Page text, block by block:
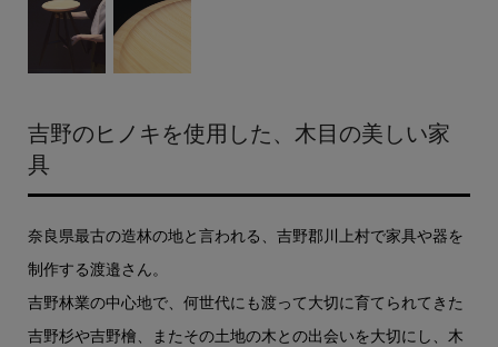
吉野のヒノキを使用した、木目の美しい家
具
奈良県最古の造林の地と言われる、吉野郡川上村で家具や器を
制作する渡邉さん。
吉野林業の中心地で、何世代にも渡って大切に育てられてきた
吉野杉や吉野檜、またその土地の木との出会いを大切にし、木